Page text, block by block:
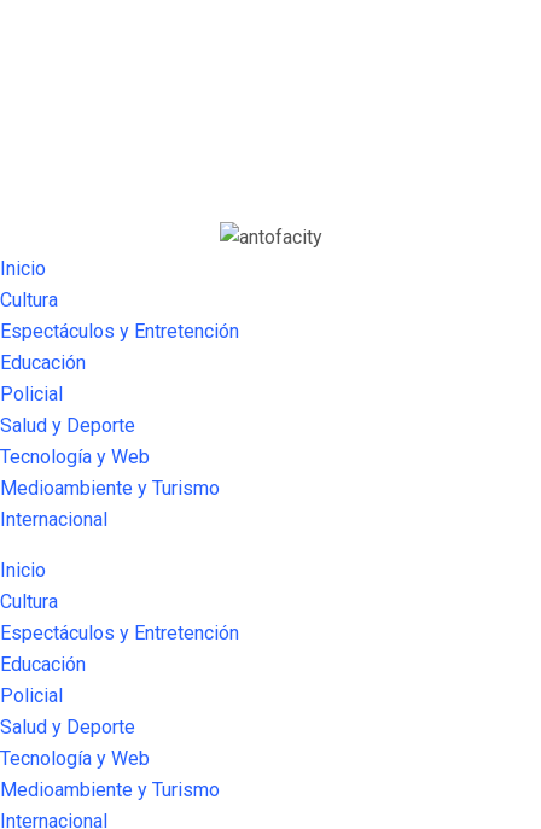
Inicio
Cultura
Espectáculos y Entretención
Educación
Policial
Salud y Deporte
Tecnología y Web
Medioambiente y Turismo
Internacional
Inicio
Cultura
Espectáculos y Entretención
Educación
Policial
Salud y Deporte
Tecnología y Web
Medioambiente y Turismo
Internacional